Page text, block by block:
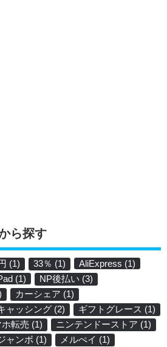
ら探す
(1) 33％ (1) AliExpress (1)
(1) NP後払い (3)
カーシェア (1)
ャッシング (2) ギフトグレース (1)
ホ転売 (1) ニンテンドーストア (1)
ャンボ (1) メルぺイ (1)